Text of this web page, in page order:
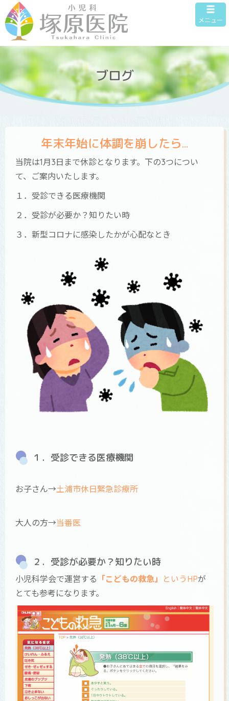
メニュー
ブログ
年末年始に体調を崩したら…
当院は1月3日まで休診となります。下の3つについ
て、ご案内いたします。
１．受診できる医療機関
２．受診が必要か？知りたい時
３．新型コロナに感染したかが心配なとき
１．受診できる医療機関
お子さん→土浦市休日緊急診療所
大人の方→当番医
２．受診が必要か？知りたい時
小児科学会で運営する 「こどもの救急」 というHPが
とても参考になります。